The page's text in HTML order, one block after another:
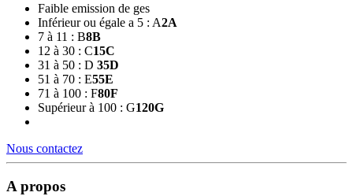
Faible emission de ges
Inférieur ou égale a 5 : A2A
7 à 11 : B8B
12 à 30 : C15C
31 à 50 : D 35D
51 à 70 : E55E
71 à 100 : F80F
Supérieur à 100 : G120G
Nous contactez
A propos